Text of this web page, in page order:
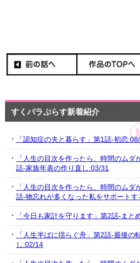
すくパラぷらす新着紹介
「認知症の夫と暮らす」第1話-初恋
「人生の目次を作ったら、時間のム
話-家族年表の作り直し:03/31
「人生の目次を作ったら、時間のム
話-物忘れが多くなった私をサポート
「今日も家計を守ります」第2話-まと
「人生半ばに揺らぐ舟」第2話-最後の
し:02/14